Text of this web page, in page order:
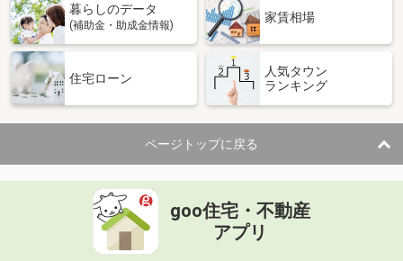
暮らしのデータ
(補助金・助成金情報)
家賃相場
住宅ローン
人気タウン
ランキング
ページトップに戻る
goo住宅・不動産
アプリ